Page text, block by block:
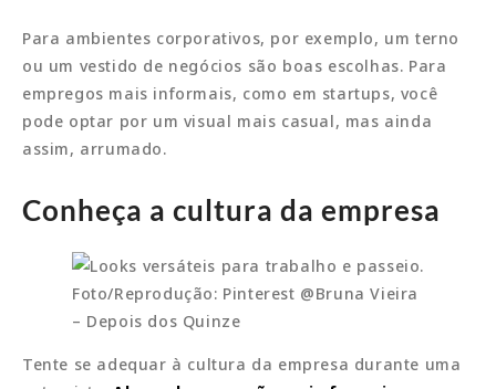
Para ambientes corporativos, por exemplo, um terno
ou um vestido de negócios são boas escolhas. Para
empregos mais informais, como em startups, você
pode optar por um visual mais casual, mas ainda
assim, arrumado.
Conheça a cultura da empresa
Foto/Reprodução: Pinterest @Bruna Vieira
– Depois dos Quinze
Tente se adequar à cultura da empresa durante uma